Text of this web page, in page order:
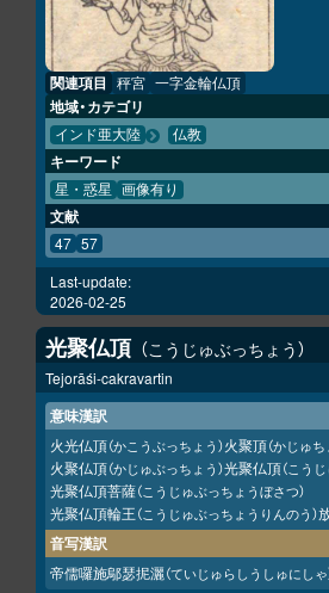
関連項目 秤宮 一字金輪仏頂
地域・カテゴリ
インド亜大陸 仏教
キーワード
星・惑星 画像有り
文献
47 57
Last-update:
2026-02-25
光聚仏頂 こうじゅぶっちょう
Tejorāśi-cakravartin
意味漢訳
火光仏頂（かこうぶっちょう）火聚頂（かじゅち
火聚仏頂（かじゅぶっちょう）光聚仏頂（こう
光聚仏頂菩薩（こうじゅぶっちょうぼさつ）
光聚仏頂輪王（こうじゅぶっちょうりんのう）
音写漢訳
帝儒囉施鄔瑟抳灑（ていじゅらしうしゅにしゃ